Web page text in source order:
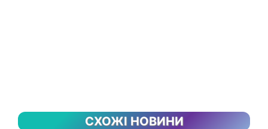
СХОЖІ НОВИНИ